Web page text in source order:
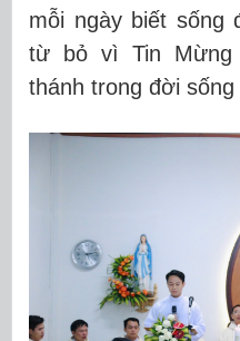
mỗi ngày biết sống
từ bỏ vì Tin Mừng
thánh trong đời